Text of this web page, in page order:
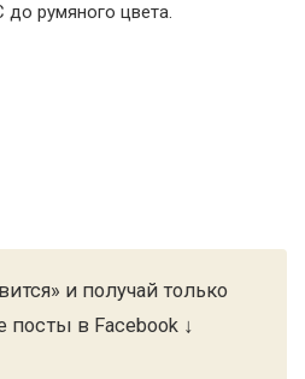
до румяного цвета.
и получай только
посты в Facebook ↓